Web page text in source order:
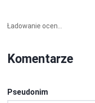
Ładowanie ocen...
Komentarze
Pseudonim